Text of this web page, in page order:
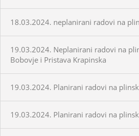
18.03.2024. neplanirani radovi na
19.03.2024. Neplanirani radovi na
Bobovje i Pristava Krapinska
19.03.2024. Planirani radovi na
19.03.2024. Planirani radovi na